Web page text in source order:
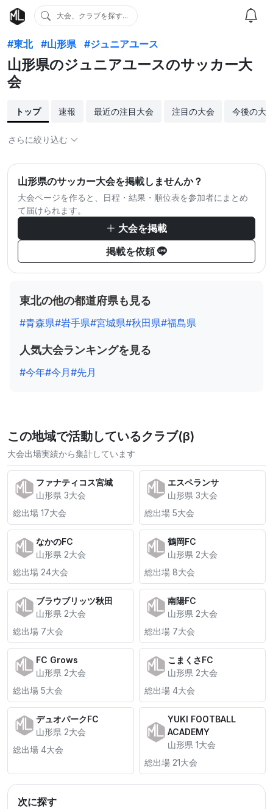
大会、クラブを探す...
#東北 #山形県 #ジュニアユース
山形県のジュニアユースのサッカー大
会
トップ 速報 最近の注目大会 注目の大会 今後の大
さらに絞り込む
山形県のサッカー大会を掲載しませんか？
大会ページを作ると、日程・結果・順位表を参加者にまとめ
て届けられます。
大会を掲載
掲載を依頼
東北の他の都道府県も見る
#青森県#岩手県#宮城県#秋田県#福島県
人気大会ランキングを見る
#今年#今月#先月
この地域で活動しているクラブ(β)
大会出場実績から集計しています
ファナティコス宮城
山形県 3大会
総出場 17大会
エスペランサ
山形県 3大会
総出場 5大会
なかのFC
山形県 2大会
総出場 24大会
鶴岡FC
山形県 2大会
総出場 8大会
ブラウブリッツ秋田
山形県 2大会
総出場 7大会
南陽FC
山形県 2大会
総出場 7大会
FC Grows
山形県 2大会
総出場 5大会
こまくさFC
山形県 2大会
総出場 4大会
デュオパークFC
山形県 2大会
総出場 4大会
YUKI FOOTBALL
ACADEMY
山形県 1大会
総出場 21大会
次に探す